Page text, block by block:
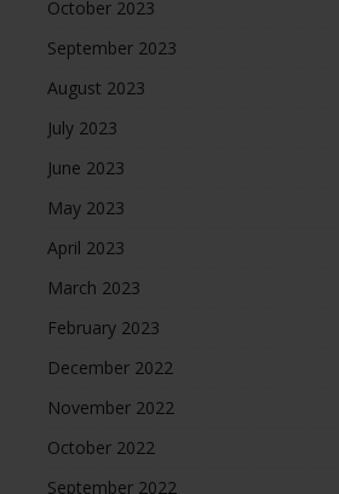
October 2023
September 2023
August 2023
July 2023
June 2023
May 2023
April 2023
March 2023
February 2023
December 2022
November 2022
October 2022
September 2022